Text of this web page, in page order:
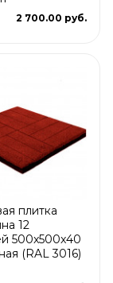
2 700.00 руб.
плитка
12
500x500x40
(RAL 3016)